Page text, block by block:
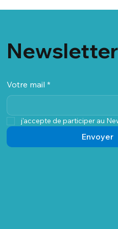
Votre mail *
j'accepte de participer au
Envoyer